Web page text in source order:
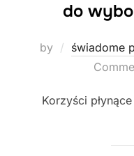
do
by świadome
Korzyści